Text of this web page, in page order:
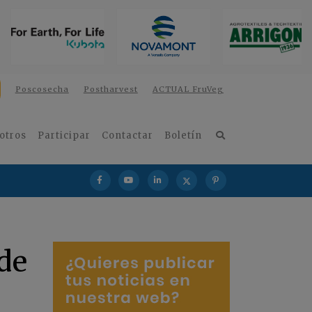
Poscosecha Postharvest ACTUAL FruVeg
Participar Contactar Boletín